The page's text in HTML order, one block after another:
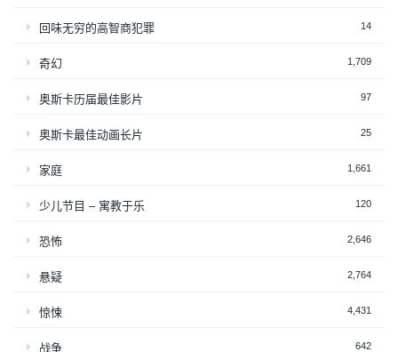
回味无穷的高智商犯罪 14
奇幻 1,709
奥斯卡历届最佳影片 97
奥斯卡最佳动画长片 25
家庭 1,661
少儿节目 – 寓教于乐 120
恐怖 2,646
悬疑 2,764
惊悚 4,431
战争 642